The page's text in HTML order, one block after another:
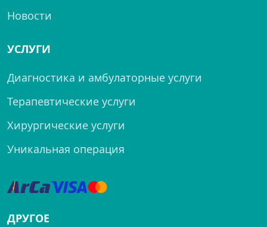
Новости
УСЛУГИ
Диагностика и амбулаторные услуги
Терапевтические услуги
Хирургические услуги
Уникальная операция
ДРУГОЕ